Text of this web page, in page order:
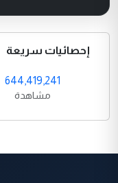
إحصائيات سريعة
644,419,241
مشاهدة